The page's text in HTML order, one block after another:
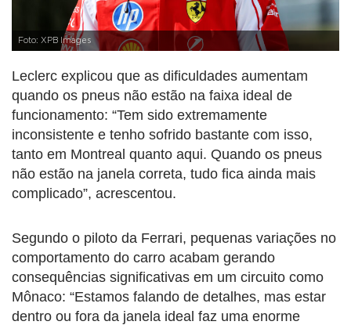
Foto: XPB Images
Leclerc explicou que as dificuldades aumentam
quando os pneus não estão na faixa ideal de
funcionamento: “Tem sido extremamente
inconsistente e tenho sofrido bastante com isso,
tanto em Montreal quanto aqui. Quando os pneus
não estão na janela correta, tudo fica ainda mais
complicado”, acrescentou.
Segundo o piloto da Ferrari, pequenas variações no
comportamento do carro acabam gerando
consequências significativas em um circuito como
Mônaco: “Estamos falando de detalhes, mas estar
dentro ou fora da janela ideal faz uma enorme